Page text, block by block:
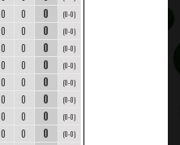
0 0 0 (0-0)
0 0 0 (0-0)
0 0 0 (0-0)
0 0 0 (0-0)
0 0 0 (0-0)
0 0 0 (0-0)
0 0 0 (0-0)
0 0 0 (0-0)